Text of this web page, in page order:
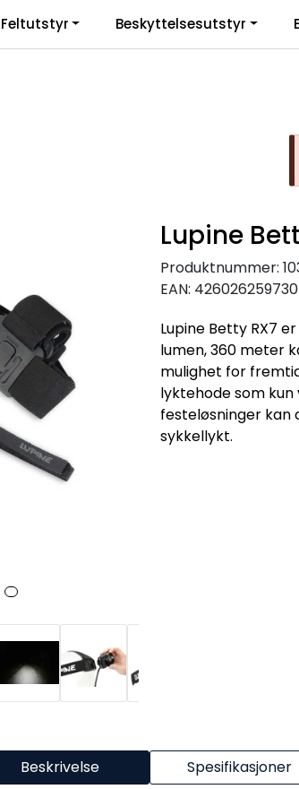
Feltutstyr Beskyttelsesutstyr
Lupine
Produktnummer:
EAN:
Lupine Betty RX7
lumen, 360 meter
mulighet for
lyktehode som kun
festeløsninger kan
sykkellykt.
Beskrivelse Spesifikasjoner